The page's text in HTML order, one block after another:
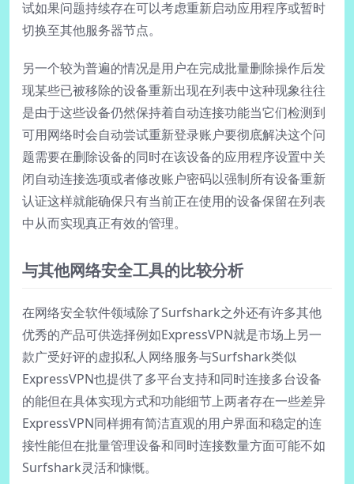
试如果问题持续存在可以考虑重新启动应用程序或暂时
切换至其他服务器节点。
另一个较为普遍的情况是用户在完成批量删除操作后发
现某些已被移除的设备重新出现在列表中这种现象往往
是由于这些设备仍然保持着自动连接功能当它们检测到
可用网络时会自动尝试重新登录账户要彻底解决这个问
题需要在删除设备的同时在该设备的应用程序设置中关
闭自动连接选项或者修改账户密码以强制所有设备重新
认证这样就能确保只有当前正在使用的设备保留在列表
中从而实现真正有效的管理。
与其他网络安全工具的比较分析
在网络安全软件领域除了Surfshark之外还有许多其他
优秀的产品可供选择例如ExpressVPN就是市场上另一
款广受好评的虚拟私人网络服务与Surfshark类似
ExpressVPN也提供了多平台支持和同时连接多台设备
的能但在具体实现方式和功能细节上两者存在一些差异
ExpressVPN同样拥有简洁直观的用户界面和稳定的连
接性能但在批量管理设备和同时连接数量方面可能不如
Surfshark灵活和慷慨。